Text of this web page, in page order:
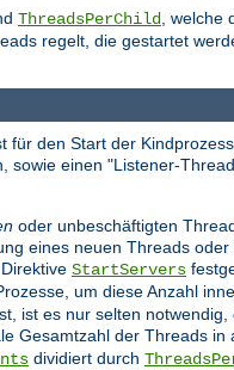
ThreadsPerChild, welche
regelt, die gestartet
für den Start der
sowie einen "Listener-
oder unbeschäftigten
eines neuen Threads
StartServers
um diese Anzahl
ist es nur selten
Gesamtzahl der Threads
dividiert durch